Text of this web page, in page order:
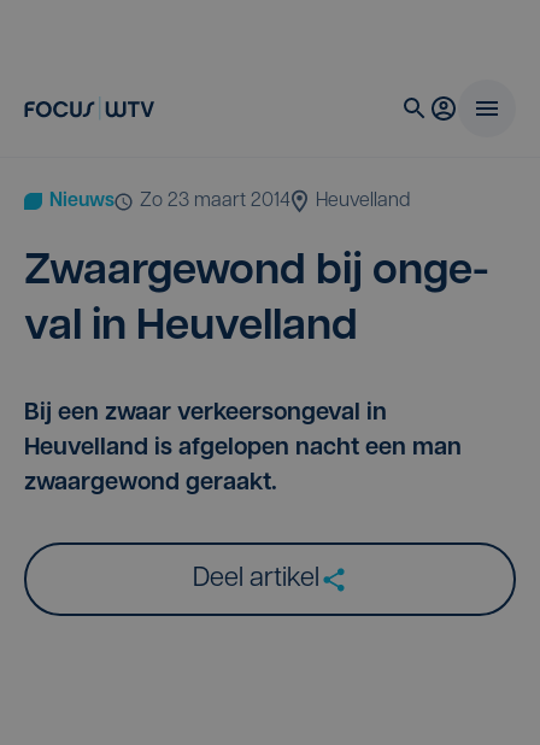
Nieuws zo 23 maart 2014 Heuvelland
Zwaar­ge­wond bij onge­
val in Heuvelland
Bij een zwaar verkeersongeval in
Heuvelland is afgelopen nacht een man
zwaargewond geraakt.
Deel artikel